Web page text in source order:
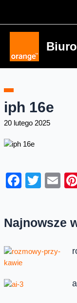
iph 16e
20 lutego 2025
Najnowsze